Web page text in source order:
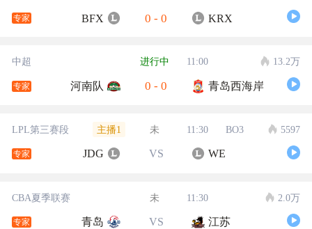
专家 BFX 0 - 0 KRX
中超 进行中 11:00 13.2万
专家 河南队 0 - 0 青岛西海岸
LPL第三赛段 主播1 未 11:30 BO3 5597
专家 JDG VS WE
CBA夏季联赛 未 11:30 2.0万
专家 青岛 VS 江苏